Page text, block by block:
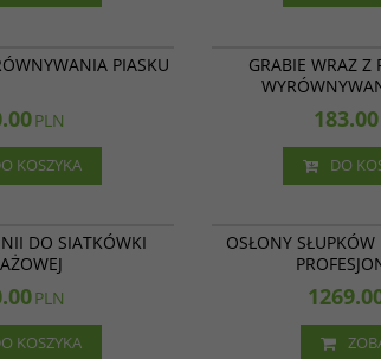
PIASKU
PLN
KOSZYKA
GRABIE WRAZ Z
183.00
DO
DO SIATKÓWKI
PLN
KOSZYKA
OSŁONY